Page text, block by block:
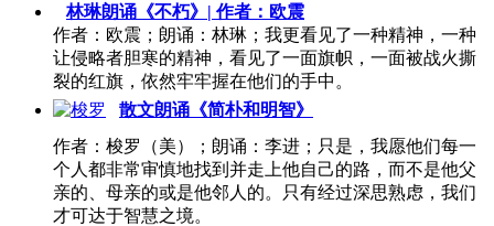
林琳朗诵《不朽》| 作者：欧震
作者：欧震；朗诵：林琳；我更看见了一种精神，一种
让侵略者胆寒的精神，看见了一面旗帜，一面被战火撕
裂的红旗，依然牢牢握在他们的手中。
散文朗诵《简朴和明智》
作者：梭罗（美）；朗诵：李进；只是，我愿他们每一
个人都非常审慎地找到并走上他自己的路，而不是他父
亲的、母亲的或是他邻人的。只有经过深思熟虑，我们
才可达于智慧之境。